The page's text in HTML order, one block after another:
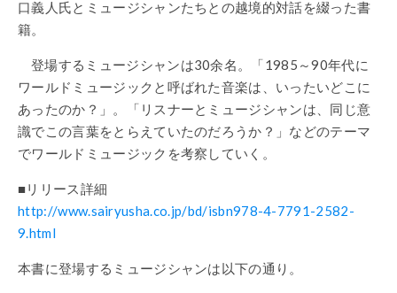
口義人氏とミュージシャンたちとの越境的対話を綴った書
籍。
登場するミュージシャンは30余名。「1985 ～90年代に
ワールドミュージックと呼ばれた音楽は、いったいどこに
あったのか？」。「リスナーとミュージシャンは、同じ意
識でこの言葉をとらえていたのだろうか？」などのテーマ
でワールドミュージックを考察していく。
■リリース詳細
http://www.sairyusha.co.jp/bd/isbn978-4-7791-2582-
9.html
本書に登場するミュージシャンは以下の通り。